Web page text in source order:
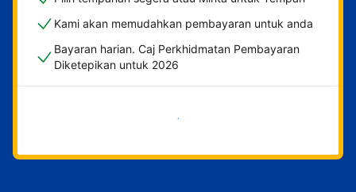
Kami akan memudahkan pembayaran untuk anda
Bayaran harian. Caj Perkhidmatan Pembayaran
Diketepikan untuk 2026
Mulakan sekarang